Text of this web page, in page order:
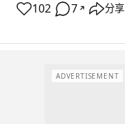
102 7 ↗ 分享
ADVERTISEMENT